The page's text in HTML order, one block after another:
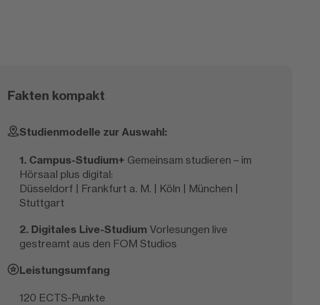
Fakten kompakt
Studienmodelle zur Auswahl:
1. Campus-Studium+ Gemeinsam studieren – im
Hörsaal plus digital:
Düsseldorf | Frankfurt a. M. | Köln | München |
Stuttgart
2. Digitales Live-Studium Vorlesungen live
gestreamt aus den FOM Studios
Leistungsumfang
120 ECTS-Punkte